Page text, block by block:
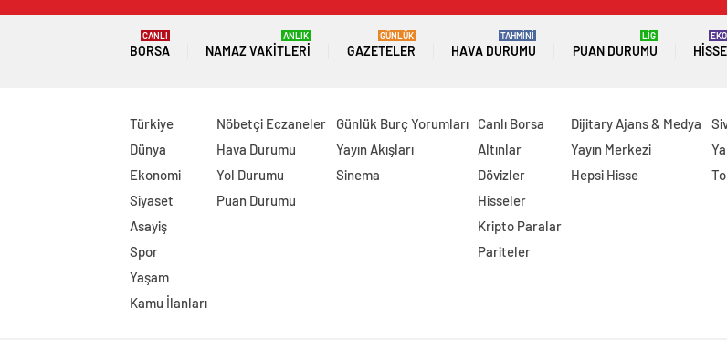
BORSA
CANLI
NAMAZ VAKITLERI
ANLIK
GAZETELER
GÜNLÜK
HAVA DURUMU
TAHMİNİ
PUAN DURUMU
LİG
Türkiye
Dünya
Ekonomi
Siyaset
Asayiş
Spor
Yaşam
Kamu İlanları
Nöbetçi Eczaneler
Hava Durumu
Yol Durumu
Puan Durumu
Günlük Burç Yorumları
Yayın Akışları
Sinema
Canlı Borsa
Altınlar
Dövizler
Hisseler
Kripto Paralar
Pariteler
Dijitary Ajans & Medya
Yayın Merkezi
Hepsi Hisse